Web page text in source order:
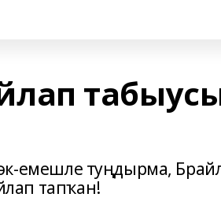
емешле туңдырма,
тапҡан!